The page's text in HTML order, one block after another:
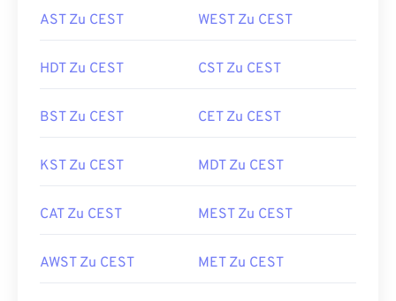
AST Zu CEST WEST Zu CEST
HDT Zu CEST CST Zu CEST
BST Zu CEST CET Zu CEST
KST Zu CEST MDT Zu CEST
CAT Zu CEST MEST Zu CEST
AWST Zu CEST MET Zu CEST